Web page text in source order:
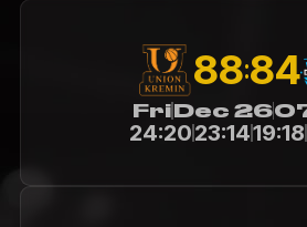
88:84
FriDec 26
24:2023:1419:18